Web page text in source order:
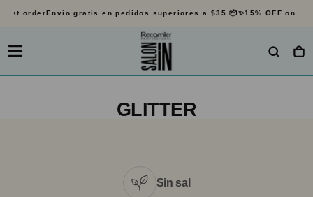
SALTAR
orderEnvío gratis en pedidos superiores a $35 📦✨15% OFF on
Donde el
Color elegante, acabado
GLITTER
Sin sal